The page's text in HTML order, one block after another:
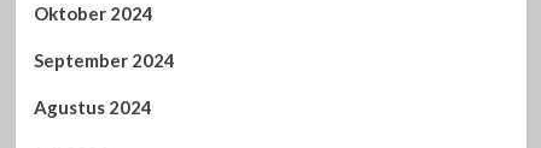
Oktober 2024
September 2024
Agustus 2024